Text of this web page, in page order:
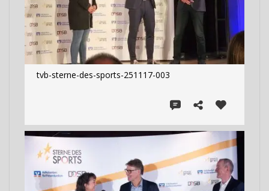
tvb-sterne-des-sports-251117-003